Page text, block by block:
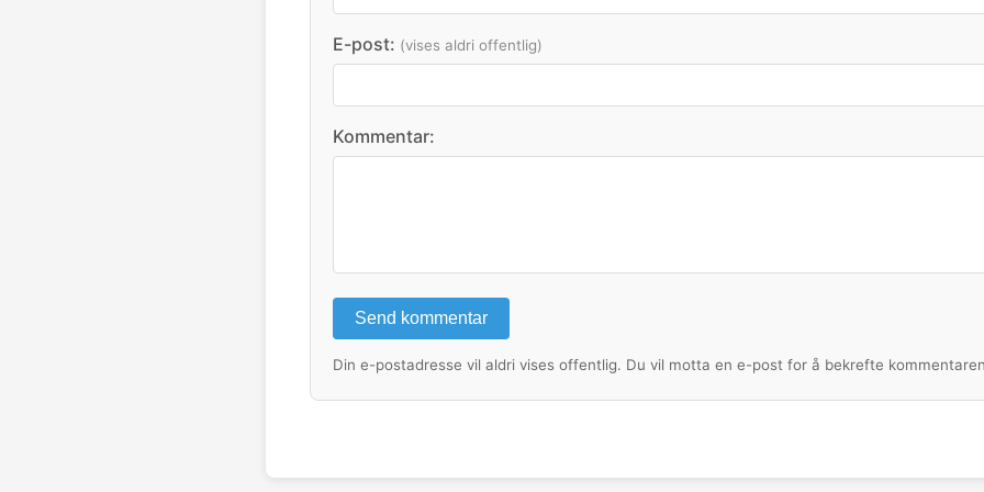
E-post: (vises aldri offentlig)
Kommentar:
Send kommentar
Din e-postadresse vil aldri vises offentlig. Du vil motta en e-post for å bekrefte